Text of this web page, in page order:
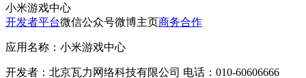
小米游戏中心
开发者平台微信公众号微博主页商务合作
应用名称：小米游戏中心
开发者：北京瓦力网络科技有限公司 电话：010-60606666